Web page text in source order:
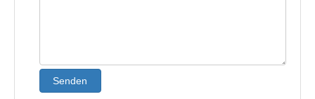
Senden